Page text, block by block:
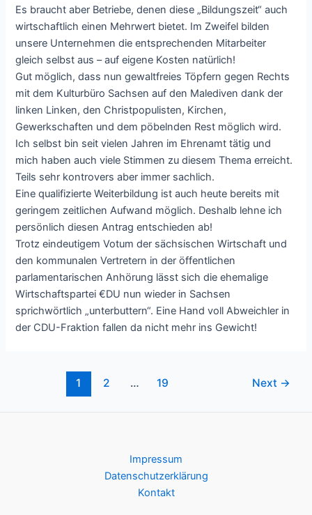
Es braucht aber Betriebe, denen diese „Bildungszeit“ auch
wirtschaftlich einen Mehrwert bietet. Im Zweifel bilden
unsere Unternehmen die entsprechenden Mitarbeiter
gleich selbst aus – auf eigene Kosten natürlich!
Gut möglich, dass nun gewaltfreies Töpfern gegen Rechts
mit dem Kulturbüro Sachsen auf den Malediven dank der
linken Linken, den Christpopulisten, Kirchen,
Gewerkschaften und dem pöbelnden Rest möglich wird.
Ich selbst bin seit vielen Jahren im Ehrenamt tätig und
mich haben auch viele Stimmen zu diesem Thema erreicht.
Teils sehr kontrovers aber immer sachlich.
Eine qualifizierte Weiterbildung ist auch heute bereits mit
geringem zeitlichen Aufwand möglich. Deshalb lehne ich
persönlich diesen Antrag entschieden ab!
Trotz eindeutigem Votum der sächsischen Wirtschaft und
den kommunalen Vertretern in der öffentlichen
parlamentarischen Anhörung lässt sich die ehemalige
Wirtschaftspartei €DU nun wieder in Sachsen
sprichwörtlich „unterbuttern“. Eine Hand voll Abweichler in
der CDU-Fraktion fallen da nicht mehr ins Gewicht!
1 2 … 19 Next →
Impressum
Datenschutzerklärung
Kontakt